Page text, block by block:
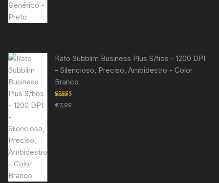
Rato Subblim Business Plus S/fios - 1200 DPI
- Silencioso, Preciso, Ambidestro - Color
Branco
Avaliação
5.00de 5
€7,99